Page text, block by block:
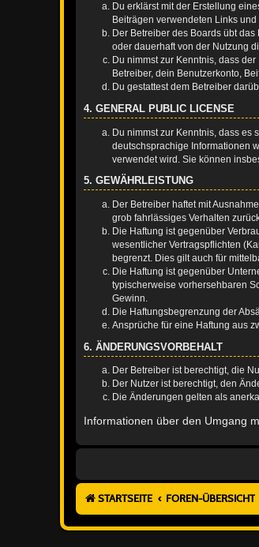
Du erklärst mit der Erstellung
Beiträgen verwendeten Links
Der Betreiber des Boards übt
oder dauerhaft von der Nutzung
Du nimmst zur Kenntnis, dass
Betreiber, dein Benutzerkonto,
Du gestattest dem Betreiber
4. GENERAL PUBLIC LICENSE
Du nimmst zur Kenntnis, dass es
deutschsprachige Informationen
verwendet wird. Sie können
5. GEWÄHRLEISTUNG
Der Betreiber haftet mit
grob fahrlässiges Verhalten
Die Haftung ist gegenüber
wesentlicher Vertragspflichten
begrenzt. Dies gilt auch für
Die Haftung ist gegenüber
typischerweise vorhersehbaren
Gewinn.
Die Haftungsbegrenzung der
Ansprüche für eine Haftung aus
6. ÄNDERUNGSVORBEHALT
Der Betreiber ist berechtigt, die
Der Nutzer ist berechtigt, den
Die Änderungen gelten als
Informationen über den Umgang
STARTSEITE FOREN-ÜBERSICHT